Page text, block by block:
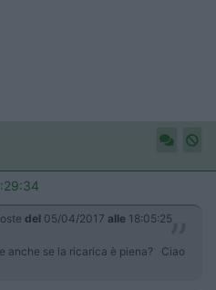
del 05/04/2017 alle 18:05:25
anche se la ricarica è piena? Ciao